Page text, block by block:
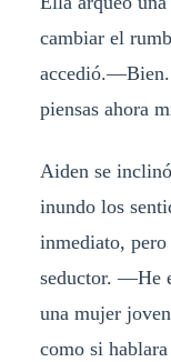
cambiar el
accedió.—Bien.
piensas ahora
Aiden se
inundo los
inmediato,
seductor. —He
una mujer
como si